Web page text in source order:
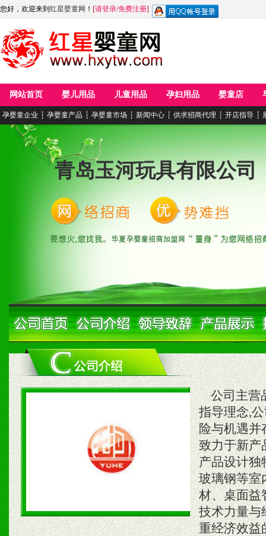
您好，欢迎来到 红星婴童网 ！ [请登录/免费注册]
网站首页 婴儿用品 儿童用品 孕妇用品 婴童店
孕婴童企业 ┆ 孕婴童产品 ┆ 孕婴童市场 ┆ 新闻中心 ┆ 供求招商代理 ┆ 开店指导 ┆
青岛玉河玩具有限公司
公司主营
指导理念,
险与机遇并
致力于新产
产品设计独
玻璃钢等室
材、桌面益
技术力量与
重经济效益